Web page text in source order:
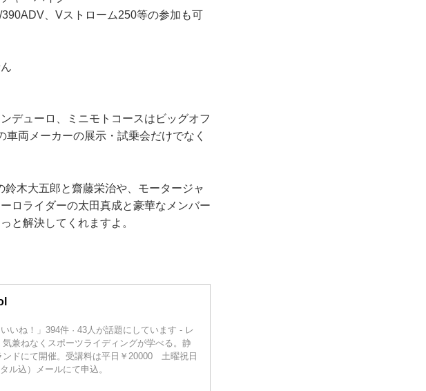
、Vストローム250等の参加も可
デューロ、ミニモトコースはビッグオフ
両メーカーの展示・試乗会だけでなく
木大五郎と齋藤栄治や、モータージャ
ロライダーの太田真成と豪華なメンバー
と解決してくれますよ。
いね！」394件 · 43人が話題にしています - レ
気兼ねなくスポーツライディングが学べる。静
ンドにて開催。受講料は平日￥20000 土曜祝日
ル込）メールにて申込。